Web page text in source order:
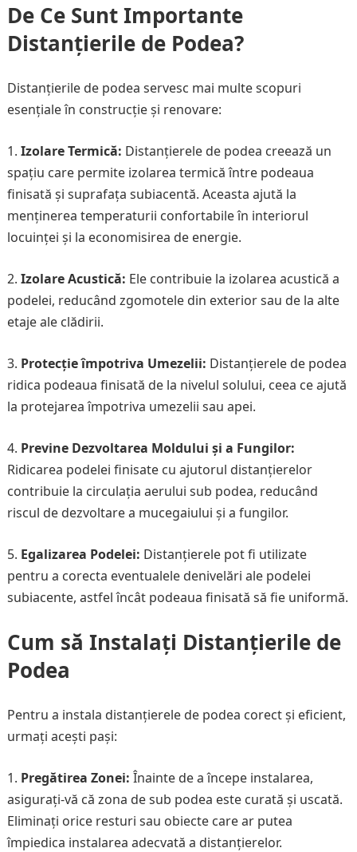
De Ce Sunt Importante
Distanțierile de Podea?
Distanțierile de podea servesc mai multe scopuri
esențiale în construcție și renovare:
1. Izolare Termică: Distanțierele de podea creează un
spațiu care permite izolarea termică între podeaua
finisată și suprafața subiacentă. Aceasta ajută la
menținerea temperaturii confortabile în interiorul
locuinței și la economisirea de energie.
2. Izolare Acustică: Ele contribuie la izolarea acustică a
podelei, reducând zgomotele din exterior sau de la alte
etaje ale clădirii.
3. Protecție împotriva Umezelii: Distanțierele de podea
ridica podeaua finisată de la nivelul solului, ceea ce ajută
la protejarea împotriva umezelii sau apei.
4. Previne Dezvoltarea Moldului și a Fungilor:
Ridicarea podelei finisate cu ajutorul distanțierelor
contribuie la circulația aerului sub podea, reducând
riscul de dezvoltare a mucegaiului și a fungilor.
5. Egalizarea Podelei: Distanțierele pot fi utilizate
pentru a corecta eventualele denivelări ale podelei
subiacente, astfel încât podeaua finisată să fie uniformă.
Cum să Instalați Distanțierile de
Podea
Pentru a instala distanțierele de podea corect și eficient,
urmați acești pași:
1. Pregătirea Zonei: Înainte de a începe instalarea,
asigurați-vă că zona de sub podea este curată și uscată.
Eliminați orice resturi sau obiecte care ar putea
împiedica instalarea adecvată a distanțierelor.